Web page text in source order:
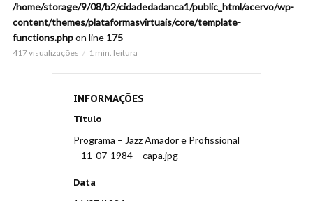
/home/storage/9/08/b2/cidadedadanca1/public_html/acervo/wp-
content/themes/plataformasvirtuais/core/template-
functions.phpon line 175
417 visualizações 1 min. leitura
INFORMAÇÕES
Título
Programa – Jazz Amador e Profissional
– 11-07-1984 – capa.jpg
Data